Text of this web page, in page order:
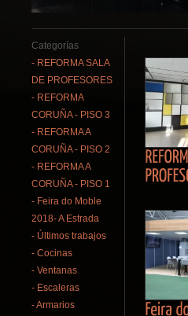
Categorías
- REFORMA SALA
DE PROFESORES
- REFORMA
CORUÑA - PISO 3
- REFORMA A
CORUÑA - PISO 2
- REFORMA A
CORUÑA - PISO 1
- Feira do Moble
2018- A Estrada
- Últimos trabajos
- Cocinas
- Ventanas
- Escaleras
- Armarios